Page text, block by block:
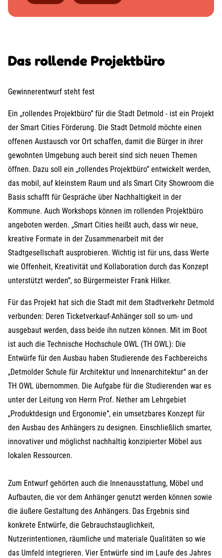
Das rollende Projektbüro
Gewinnerentwurf steht fest
Ein „rollendes Projektbüro” für die Stadt Detmold - ist ein Projekt
der Smart Cities Förderung. Die Stadt Detmold möchte einen
offenen Austausch vor Ort schaffen, damit die Bürger in ihrer
gewohnten Umgebung auch bereit sind sich neuen Themen
öffnen. Dazu soll ein „rollendes Projektbüro” entwickelt werden,
das mobil, auf kleinstem Raum und als Smart City Showroom die
Basis schafft für Gespräche über Nachhaltigkeit in der
Kommune. Auch Workshops können im rollenden Projektbüro
angeboten werden. „Smart Cities heißt auch, dass wir neue,
kreative Formate in der Zusammenarbeit mit der
Stadtgesellschaft ausprobieren. Wichtig ist für uns, dass Werte
wie Offenheit, Kreativität und Kollaboration durch das Konzept
unterstützt werden”, so Bürgermeister Frank Hilker.
Für das Projekt hat sich die Stadt mit dem Stadtverkehr Detmold
verbunden: Deren Ticketverkauf-Anhänger soll so um- und
ausgebaut werden, dass beide ihn nutzen können. Mit im Boot
ist auch die Technische Hochschule OWL (TH OWL): Die
Entwürfe für den Ausbau haben Studierende des Fachbereichs
„Detmolder Schule für Architektur und Innenarchitektur“ an der
TH OWL übernommen. Die Aufgabe für die Studierenden war es
unter der Leitung von Herrn Prof. Nether am Lehrgebiet
„Produktdesign und Ergonomie”, ein umsetzbares Konzept für
den Ausbau des Anhängers zu designen. Einschließlich smarter,
innovativer und möglichst nachhaltig konzipierter Möbel aus
lokalen Ressourcen.
Zum Entwurf gehörten auch die Innenausstattung, Möbel und
Aufbauten, die vor dem Anhänger genutzt werden können sowie
die äußere Gestaltung des Anhängers. Das Ergebnis sind
konkrete Entwürfe, die Gebrauchstauglichkeit,
Nutzerintentionen, räumliche und materiale Qualitäten so wie
das Umfeld integrieren. Vier Entwürfe sind im Laufe des Jahres